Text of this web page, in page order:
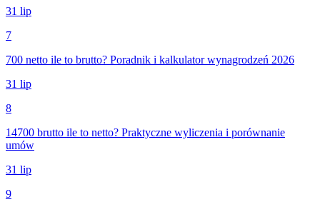
31 lip
7
700 netto ile to brutto? Poradnik i kalkulator wynagrodzeń 2026
31 lip
8
14700 brutto ile to netto? Praktyczne wyliczenia i porównanie
umów
31 lip
9